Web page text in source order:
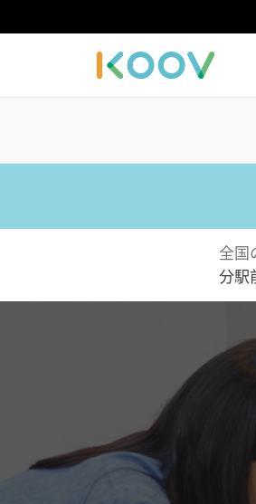
全国
分駅